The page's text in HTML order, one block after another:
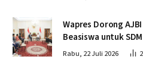
Wapres Dorong
Beasiswa untuk
Rabu, 22 Juli 2026 2